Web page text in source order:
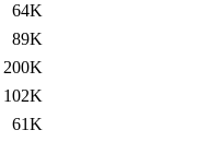
64K
89K
200K
102K
61K